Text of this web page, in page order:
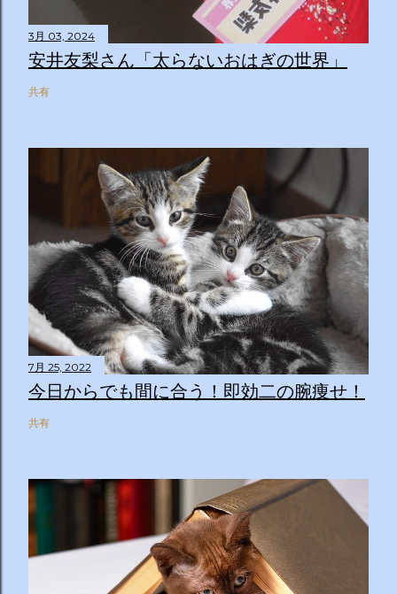
3月 03, 2024
安井友梨さん「太らないおはぎの世界」
共有
7月 25, 2022
今日からでも間に合う！即効二の腕痩せ！
共有